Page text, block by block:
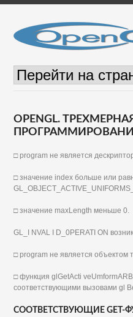
OPENGL.
□ program не является
□ значение index больше или
□ значение maxLength меньше 0.
GL_I NVAL I D_0PERATI ON
□ program не является объектом
□ функция glGetActi
соответствующими вызовами gl
СООТВЕТСТВУЮЩИЕ GET-